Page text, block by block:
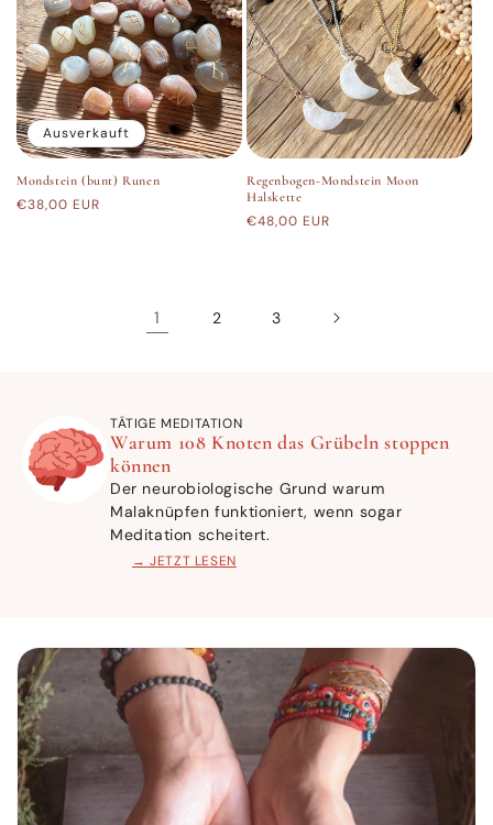
Ausverkauft
Mondstein (bunt) Runen
Normaler
€38,00 EUR
Regenbogen-Mondstein Moon
Halskette
Normaler
€48,00 EUR
1 2 3
TÄTIGE MEDITATION
Warum 108 Knoten das Grübeln stoppen
können
Der neurobiologische Grund warum
Malaknüpfen funktioniert, wenn sogar
Meditation scheitert.
→ JETZT LESEN